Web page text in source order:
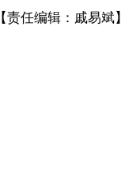
【责任编辑：戚易斌】